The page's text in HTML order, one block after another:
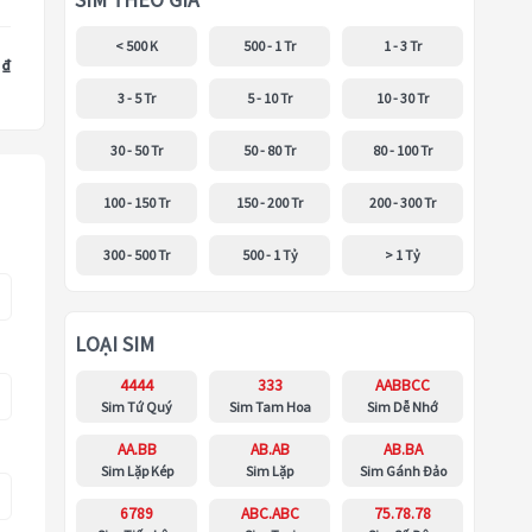
< 500 K 500 - 1 Tr 1 - 3 Tr
3 - 5 Tr 5 - 10 Tr 10 - 30 Tr
30 - 50 Tr 50 - 80 Tr 80 - 100 Tr
100 - 150 Tr 150 - 200 Tr 200 - 300 Tr
300 - 500 Tr 500 - 1 Tỷ > 1 Tỷ
LOẠI SIM
4444
Sim Tứ Quý
333
Sim Tam Hoa
AABBCC
Sim Dễ Nhớ
AA.BB
Sim Lặp Kép
AB.AB
Sim Lặp
AB.BA
Sim Gánh Đảo
6789 ABC.ABC 75.78.78